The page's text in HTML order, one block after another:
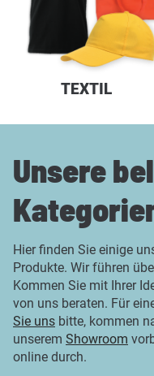
TEXTIL
Unsere
Hier finden Sie einige
Produkte. Wir führen
Kommen Sie mit Ihrer
von uns beraten. Für
Sie uns bitte, kommen
unserem Showroom
online durch.